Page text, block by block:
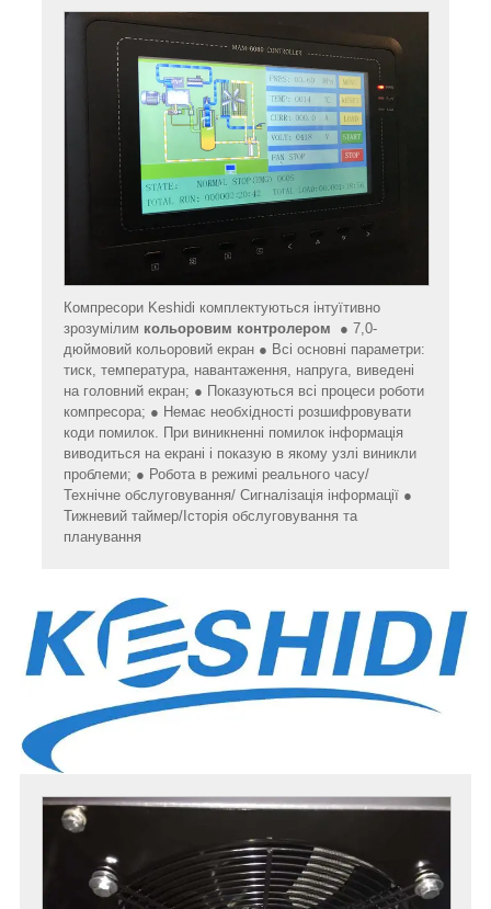
Компресори Keshidi комплектуються інтуїтивно
зрозумілим кольоровим контролером ● 7,0-
дюймовий кольоровий екран ● Всі основні параметри:
тиск, температура, навантаження, напруга, виведені
на головний екран; ● Показуються всі процеси роботи
компресора; ● Немає необхідності розшифровувати
коди помилок. При виникненні помилок інформація
виводиться на екрані і показую в якому узлі виникли
проблеми; ● Робота в режимі реального часу/
Технічне обслуговування/ Сигналізація інформації ●
Тижневий таймер/Історія обслуговування та
планування